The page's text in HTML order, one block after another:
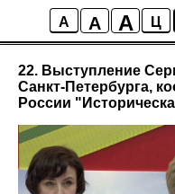
A A A Ц
22. Выступление
Санкт-Петербурга,
России